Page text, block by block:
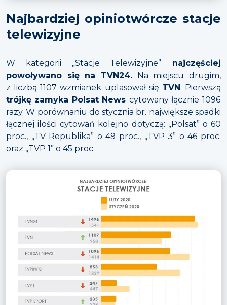
Najbardziej opiniotwórcze stacje
telewizyjne
W kategorii „Stacje Telewizyjne” najczęściej
powoływano się na TVN24. Na miejscu drugim,
z liczbą 1107 wzmianek uplasował się TVN. Pierwszą
trójkę zamyka Polsat News cytowany łącznie 1096
razy. W porównaniu do stycznia br. największe spadki
łącznej ilości cytowań kolejno dotyczą: „Polsat” o 60
proc., „TV Republika” o 49 proc., „TVP 3” o 46 proc.
oraz „TVP 1” o 45 proc.